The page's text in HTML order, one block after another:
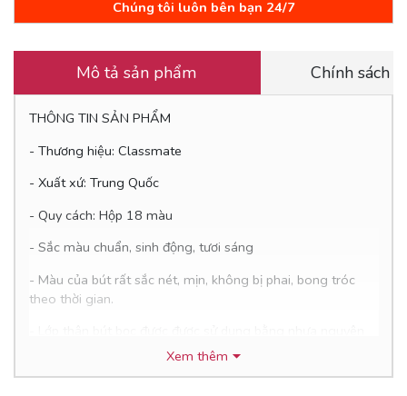
Chúng tôi luôn bên bạn 24/7
Mô tả sản phẩm Chính sách
THÔNG TIN SẢN PHẨM
- Thương hiệu: Classmate
- Xuất xứ: Trung Quốc
- Quy cách: Hộp 18 màu
- Sắc màu chuẩn, sinh động, tươi sáng
- Màu của bút rất sắc nét, mịn, không bị phai, bong tróc
theo thời gian.
- Không cần pha màu như khi sử dụng bút chì hoặc màu
Xem thêm